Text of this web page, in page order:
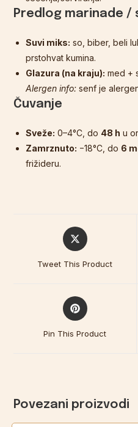
Predlog marinade /
Suvi miks: so, biber, beli
prstohvat kumina.
Glazura (na kraju): med +
Alergen info: senf je
Čuvanje
Sveže: 0–4°C, do 48 h u
Zamrznuto: −18°C, do 6
frižideru.
Tweet This Product
Pin This Product
Povezani proizvodi